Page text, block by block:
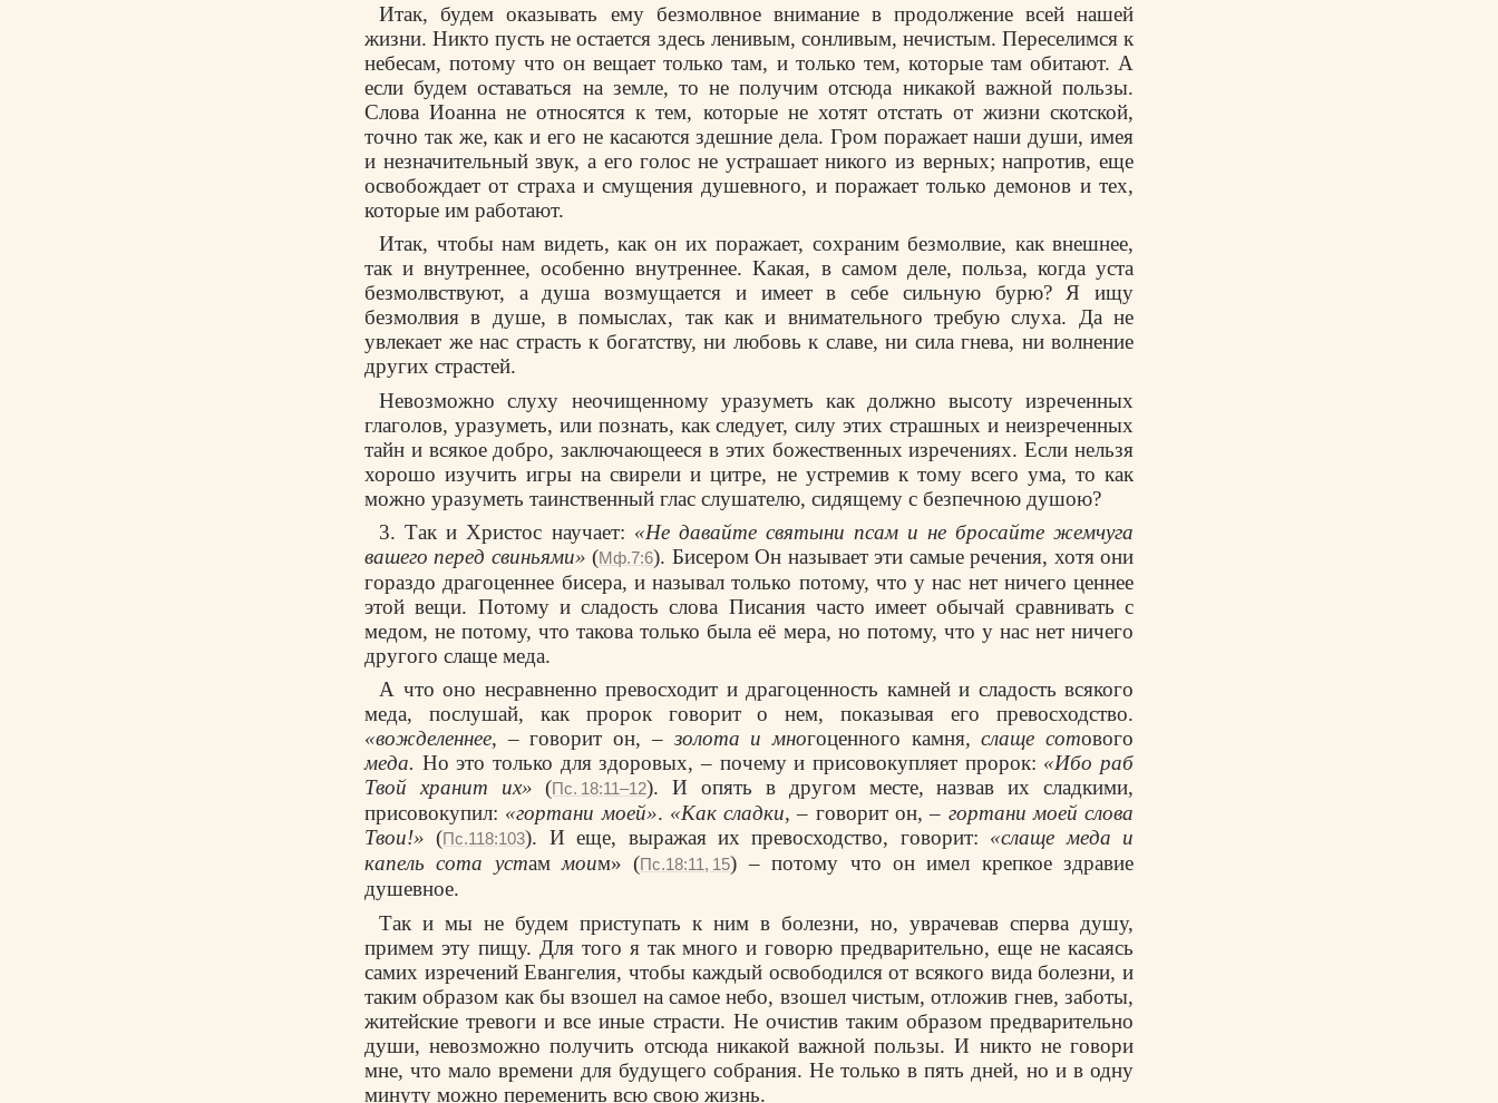
Итак, будем оказывать ему безмолвное внимание в продолжение всей нашей
жизни. Никто пусть не остается здесь ленивым, сонливым, нечистым. Переселимся к
небесам, потому что он вещает только там, и только тем, которые там обитают. А
если будем оставаться на земле, то не получим отсюда никакой важной пользы.
Слова Иоанна не относятся к тем, которые не хотят отстать от жизни скотской,
точно так же, как и его не касаются здешние дела. Гром поражает наши души, имея
и незначительный звук, а его голос не устрашает никого из верных; напротив, еще
освобождает от страха и смущения душевного, и поражает только демонов и тех,
которые им работают.
Итак, чтобы нам видеть, как он их поражает, сохраним безмолвие, как внешнее,
так и внутреннее, особенно внутреннее. Какая, в самом деле, польза, когда уста
безмолвствуют, а душа возмущается и имеет в себе сильную бурю? Я ищу
безмолвия в душе, в помыслах, так как и внимательного требую слуха. Да не
увлекает же нас страсть к богатству, ни любовь к славе, ни сила гнева, ни волнение
других страстей.
Невозможно слуху неочищенному уразуметь как должно высоту изреченных
глаголов, уразуметь, или познать, как следует, силу этих страшных и неизреченных
тайн и всякое добро, заключающееся в этих божественных изречениях. Если нельзя
хорошо изучить игры на свирели и цитре, не устремив к тому всего ума, то как
можно уразуметь таинственный глас слушателю, сидящему с безпечною душою?
3. Так и Христос научает: «Не давайте святыни псам и не бросайте жемчуга
вашего перед свиньями» (Мф.7:6). Бисером Он называет эти самые речения, хотя они
гораздо драгоценнее бисера, и называл только потому, что у нас нет ничего ценнее
этой вещи. Потому и сладость слова Писания часто имеет обычай сравнивать с
медом, не потому, что такова только была её мера, но потому, что у нас нет ничего
другого слаще меда.
А что оно несравненно превосходит и драгоценность камней и сладость всякого
меда, послушай, как пророк говорит о нем, показывая его превосходство.
«вожделеннее, – говорит он, –золота и многоценного камня, слаще сотового
меда. Но это только для здоровых, – почему и присовокупляет пророк: «Ибо раб
Твой хранит
их» (Пс. 18:11–12). И опять в другом месте, назвав их сладкими,
присовокупил: «гортани моей». «Как сладки, – говорит он, – гортани моей слова
Твои!» (Пс.118:103). И еще, выражая их превосходство, говорит: «слаще меда и
капель сота устаммоим» (Пс.18:11, 15) – потому что он имел крепкое здравие
душевное.
Так и мы не будем приступать к ним в болезни, но, уврачевав сперва душу,
примем эту пищу. Для того я так много и говорю предварительно, еще не касаясь
самих изречений Евангелия, чтобы каждый освободился от всякого вида болезни, и
таким образом как бы взошел на самое небо, взошел чистым, отложив гнев, заботы,
житейские тревоги и все иные страсти. Не очистив таким образом предварительно
души, невозможно получить отсюда никакой важной пользы. И никто не говори
мне, что мало времени для будущего собрания. Не только в пять дней, но и в одну
минуту можно переменить всю свою жизнь.